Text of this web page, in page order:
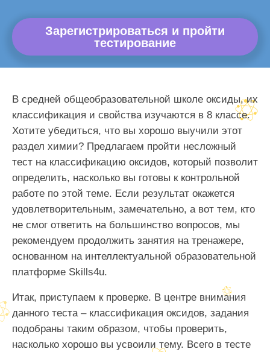
Зарегистрироваться и пройти
тестирование
В средней общеобразовательной школе оксиды, их
классификация и свойства изучаются в 8 классе.
Хотите убедиться, что вы хорошо выучили этот
раздел химии? Предлагаем пройти несложный
тест на классификацию оксидов, который позволит
определить, насколько вы готовы к контрольной
работе по этой теме. Если результат окажется
удовлетворительным, замечательно, а вот тем, кто
не смог ответить на большинство вопросов, мы
рекомендуем продолжить занятия на тренажере,
основанном на интеллектуальной образовательной
платформе Skills4u.
Итак, приступаем к проверке. В центре внимания
данного теста – классификация оксидов, задания
подобраны таким образом, чтобы проверить,
насколько хорошо вы усвоили тему. Всего в тесте